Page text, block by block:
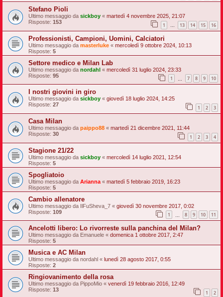
Stefano Pioli
Ultimo messaggio da sickboy « martedì 4 novembre 2025, 21:07
Risposte: 153 1 … 13 14 15 16
Professionisti, Campioni, Uomini, Calciatori
Ultimo messaggio da masterluke « mercoledì 9 ottobre 2024, 10:13
Risposte: 5
Settore medico e Milan Lab
Ultimo messaggio da nordahl « mercoledì 31 luglio 2024, 23:33
Risposte: 95 1 7 8 9 10
I nostri giovini in giro
Ultimo messaggio da sickboy « giovedì 18 luglio 2024, 14:25
Risposte: 27 1 2 3
Casa Milan
Ultimo messaggio da paippo88 « martedì 21 dicembre 2021, 11:44
Risposte: 30 1 2 3 4
Stagione 21/22
Ultimo messaggio da sickboy « mercoledì 14 luglio 2021, 12:54
Risposte: 5
Spogliatoio
Ultimo messaggio da Arianna « martedì 5 febbraio 2019, 16:23
Risposte: 5
Cambio allenatore
Ultimo messaggio da IlFuSheva_7 « giovedì 30 novembre 2017, 0:02
Risposte: 109 1 8 9 10 11
Ancelotti libero: Lo rivorreste sulla panchina del Milan?
Ultimo messaggio da Emanuele « domenica 1 ottobre 2017, 2:47
Risposte: 5
Musica e AC Milan
Ultimo messaggio da nordahl « lunedì 28 agosto 2017, 0:55
Risposte: 2
Ringiovanimento della rosa
Ultimo messaggio da PippoMio « venerdì 19 febbraio 2016, 12:49
Risposte: 13 1 2